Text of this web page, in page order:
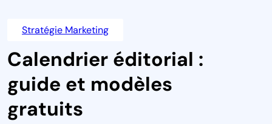
Stratégie Marketing
Calendrier éditorial :
guide et modèles
gratuits